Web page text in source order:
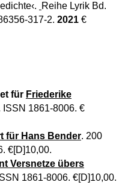
Reihe Lyrik Bd.
317-2. 2021€
für Friederike
ISSN 1861-8006. €
für Hans Bender. 200
€[D]10,00.
Versnetze übers
1861-8006. €[D]10,00.